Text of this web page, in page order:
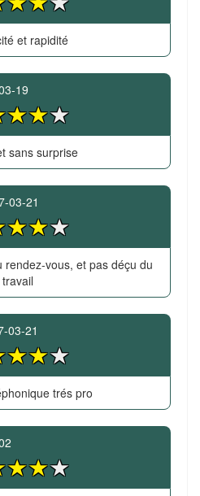
et rapidité
19
sans surprise
03-21
rendez-vous, et pas déçu du
travail
03-21
trés pro